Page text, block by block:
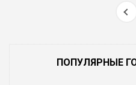
ПОПУЛЯРНЫЕ